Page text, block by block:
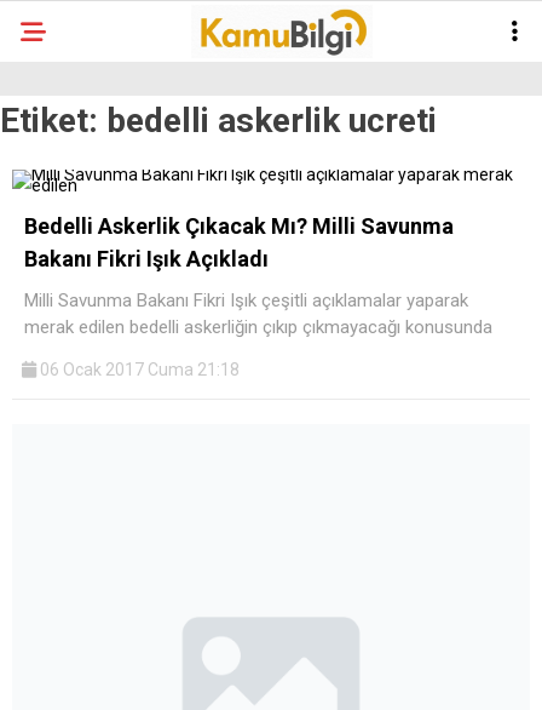
Etiket: bedelli askerlik ucreti
Bedelli Askerlik Çıkacak Mı? Milli Savunma
Bakanı Fikri Işık Açıkladı
Milli Savunma Bakanı Fikri Işık çeşitli açıklamalar yaparak
merak edilen bedelli askerliğin çıkıp çıkmayacağı konusunda
06 Ocak 2017 Cuma 21:18